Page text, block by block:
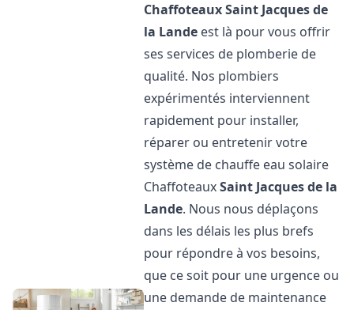
ChaffoteauxSaint Jacques de
la Lande est là pour vous offrir
ses services de plomberie de
qualité. Nos plombiers
expérimentés interviennent
rapidement pour installer,
réparer ou entretenir votre
système de chauffe eau solaire
ChaffoteauxSaint Jacques de la
Lande. Nous nous déplaçons
dans les délais les plus brefs
pour répondre à vos besoins,
que ce soit pour une urgence ou
une demande de maintenance